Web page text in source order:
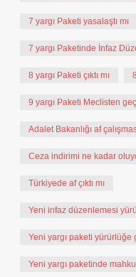
7 yargı Paketi yasalaştı mı
7 yargı Paketinde İnfaz
8 yargı Paketi çıktı mı
9 yargı Paketi Meclisten
Adalet Bakanlığı af
Ceza indirimi ne kadar
Türkiyede af çıktı mı
Yeni infaz düzenlemesi
Yeni yargı paketi yürürlüğe
Yeni yargı paketinde